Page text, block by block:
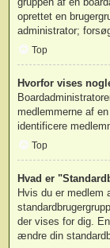
oprettet en
administrator;
Top
Hvorfor vises
medlemmerne af
identificere
Top
Hvad er
Hvis du er medlem
der vises for dig.
ændre din